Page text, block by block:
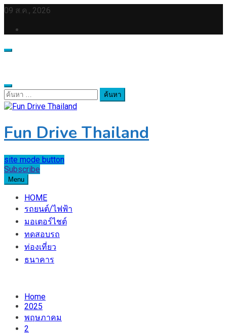
Skip
content
09 ส.ค., 2026
ค้นหา
สำหรับ:
Fun Drive Thailand
site mode button
Subscribe
Menu
HOME
รถยนต์/ไฟฟ้า
มอเตอร์ไชต์
ทดสอบรถ
ท่องเที่ยว
ธนาคาร
Home
2025
พฤษภาคม
2